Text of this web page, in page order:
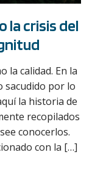
la crisis del
la calidad. En la
sacudido por lo
la historia de
recopilados
conocerlos.
con la […]